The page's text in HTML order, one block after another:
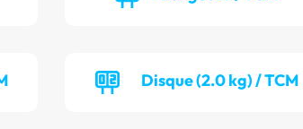
Disque (2.0 kg) / TCM